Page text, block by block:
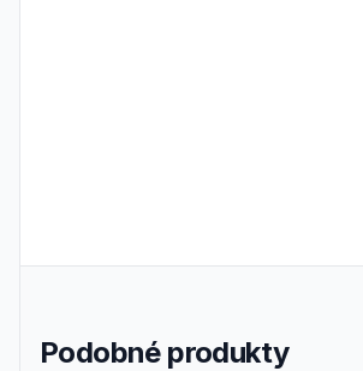
Podobné produkty